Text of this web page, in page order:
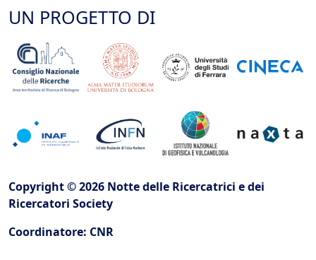
UN PROGETTO DI
Copyright © 2026 Notte delle Ricercatrici e dei
Ricercatori Society
Coordinatore: CNR